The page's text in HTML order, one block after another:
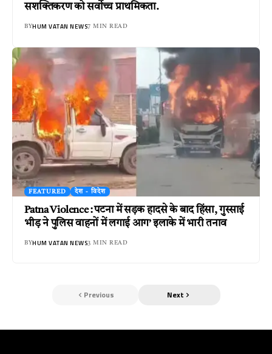
सशक्तिकरण को सर्वाेच्च प्राथमिकता.
BYHUM VATAN NEWS7 MIN READ
FEATURED देश - विदेश
Patna Violence : पटना में सड़क हादसे के बाद हिंसा, गुस्साई
भीड़ ने पुलिस वाहनों में लगाई आग’ इलाके में भारी तनाव
BYHUM VATAN NEWS3 MIN READ
Previous Next